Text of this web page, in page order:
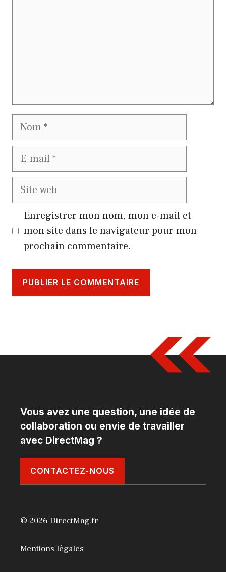
Nom
E-
Site
Enregistrer mon nom, mon e-mail et
mon site dans le navigateur pour mon
prochain commentaire.
Vous avez une question, une idée de
collaboration ou envie de travailler
avec DirectMag ?
CONTACTEZ-NOUS
© 2026 DirectMag.fr
Mentions légales